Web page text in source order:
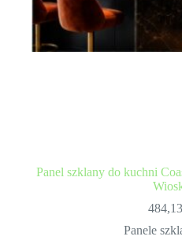
Panel szklany do kuchni
484,13
Panele